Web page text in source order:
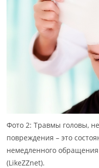
Фото 2: Травмы головы,
повреждения – это
немедленного
(LikeZZnet).